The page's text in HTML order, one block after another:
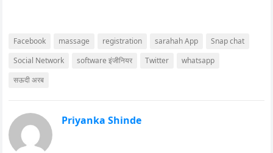
Facebook massage registration sarahah App
Snap chat
Social Network
software इंजीनियर Twitter
whatsapp
सऊदी अरब
Priyanka Shinde